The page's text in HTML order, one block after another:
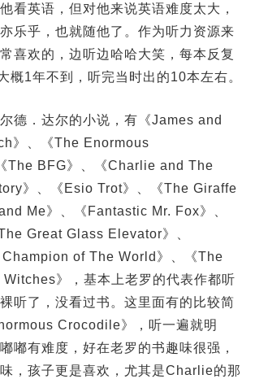
看英语，但对他来说英语难度太大，
乐乎，也就随他了。作为听力资源来
喜欢的，边听边哈哈大笑，每本反复
概1年不到，听完当时出的10本左右。
德．达尔的小说，有《James and
》、《The Enormous
The BFG》、《Charlie and The
》、《Esio Trot》、《The Giraffe
Me》、《Fantastic Mr. Fox》、
Great Glass Elevator》、
Champion of The World》、《The
》，基本上老罗的代表作都听
听了，没看过书。这里面有的比较简
Crocodile》，听一遍就明
嘟有难度，好在老罗的书趣味很强，
，孩子更是喜欢，尤其是Charlie的那